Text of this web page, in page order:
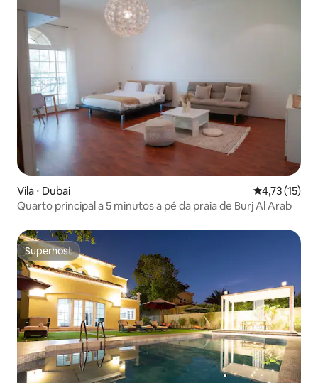
Vila ⋅ Dubai 4,73 de uma
4,73 (15)
Quarto principal a 5 minutos a pé da praia de Burj Al Arab
Superhost
Superhost